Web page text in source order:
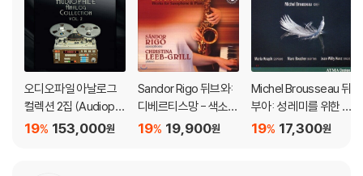
오디오파일 아날로그
컬렉션 2집 (Audiophil
e Analog Collection
153,000원
19%
Sandor Rigo 뒤브와:
디베르티스망 - 색소폰
과 피아노를 위한 작품
19,900원
19%
Michel Brousseau 뒤
부아: 성 레미를 위한 장
엄 미사, 델리브랑스 미
17,300원
19%